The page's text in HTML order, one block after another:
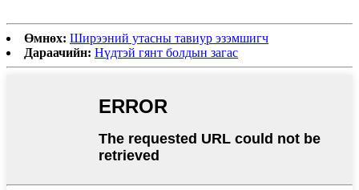
Өмнөх: Ширээний утасны тавиур эзэмшигч
Дараачийн: Нүдтэй гянт болдын загас